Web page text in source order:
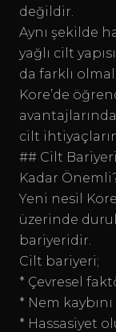
değildir.
Aynı şekilde
yağlı cilt
da farklı
Kore’de
cilt
## Cilt
Kadar
Yeni nesil
üzerinde
bariyeridir.
Cilt bariyeri;
* Çevresel
* Nem kaybını
* Hassasiyet